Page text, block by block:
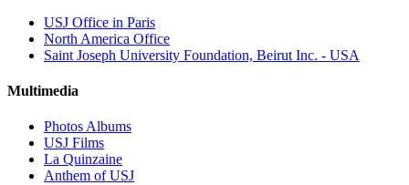
USJ Office in Paris
North America Office
Saint Joseph University Foundation, Beirut Inc. - USA
Multimedia
Photos Albums
USJ Films
La Quinzaine
Anthem of USJ